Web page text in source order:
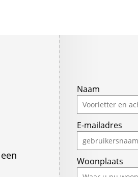
Naam
E-mailadres
Woonplaats